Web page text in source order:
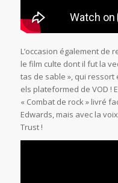
L’occasion également de
le film culte dont il fut la
tas de sable », qui
els plateformed de VOD !
« Combat de rock » livré
Edwards, mais avec la
Trust !